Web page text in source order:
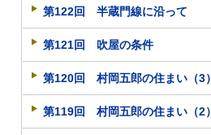
第122回 半蔵門線に沿って
第121回 吹屋の条件
第120回 村岡五郎の住まい（3）
第119回 村岡五郎の住まい（2）